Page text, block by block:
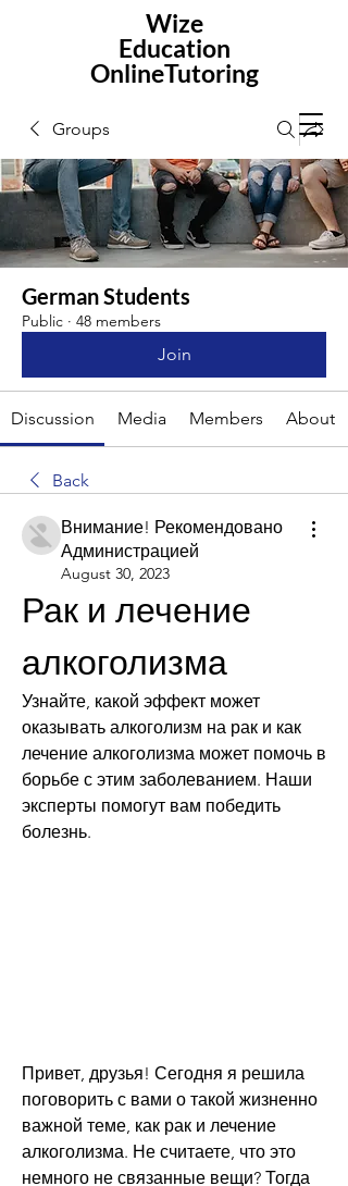
Wize
Education
OnlineTutoring
Groups
German Students
Public · 48 members
Join
Discussion Media Members About
Back
Внимание! Рекомендовано
Администрацией
August 30, 2023
Рак и лечение
алкоголизма
Узнайте, какой эффект может
оказывать алкоголизм на рак и как
лечение алкоголизма может помочь в
борьбе с этим заболеванием. Наши
эксперты помогут вам победить
болезнь.
Привет, друзья! Сегодня я решила
поговорить с вами о такой жизненно
важной теме, как рак и лечение
алкоголизма. Не считаете, что это
немного не связанные вещи? Тогда